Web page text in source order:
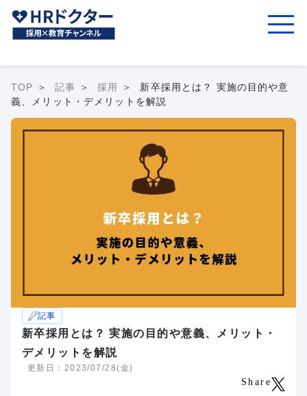
TOP 記事 採用
新卒採用とは？ 実施の目的や意
義、メリット・デメリットを解説
記事
新卒採用とは？ 実施の目的や意義、メリット・
デメリットを解説
更新日：2023/07/28(金)
Share